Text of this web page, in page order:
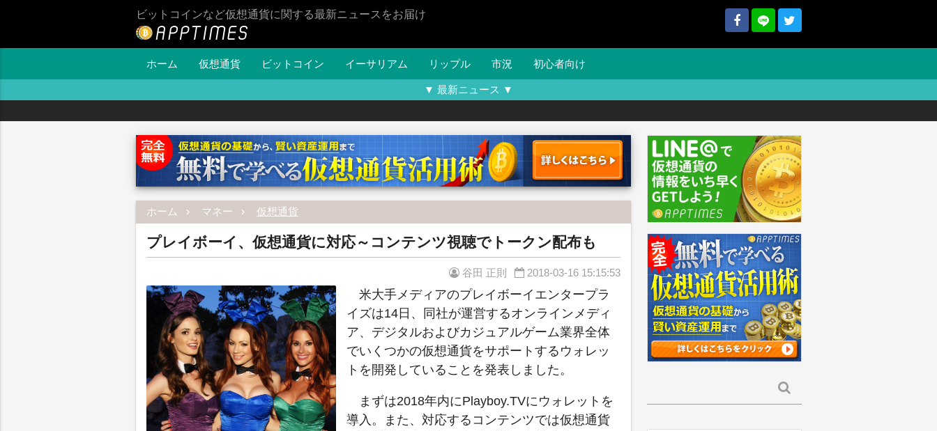
ビットコインなど仮想通貨に関する最新ニュースをお届け
ホーム 仮想通貨 ビットコイン イーサリアム リップル 市況 初心者向け
▼ 最新ニュース ▼
ホーム マネー 仮想通貨
プレイボーイ、仮想通貨に対応～コンテンツ視聴でトークン配布も
谷田 正則 2018-03-16 15:15:53
米大手メディアのプレイボーイエンタープラ
イズは14日、同社が運営するオンラインメディ
ア、デジタルおよびカジュアルゲーム業界全体
でいくつかの仮想通貨をサポートするウォレッ
トを開発していることを発表しました。
まずは2018年内にPlayboy.TVにウォレットを
導入。また、対応するコンテンツでは仮想通貨
索: